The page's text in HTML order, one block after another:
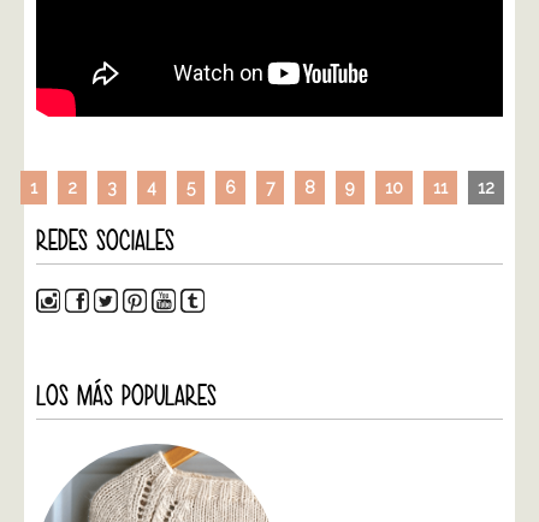
1 2 3 4 5 6 7 8 9 10 11 12
REDES SOCIALES
LOS MÁS POPULARES